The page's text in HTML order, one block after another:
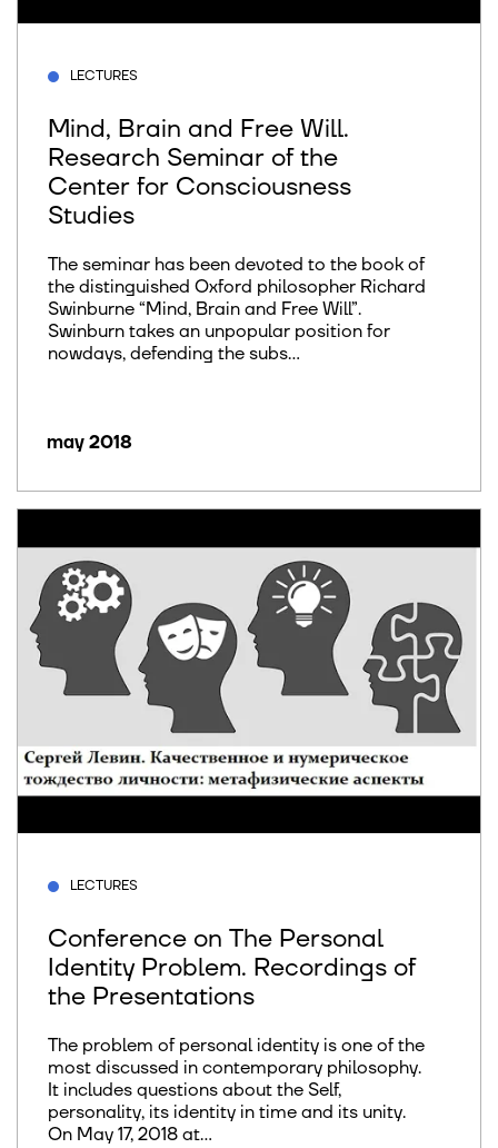
LECTURES
Mind, Brain and Free Will.
Research Seminar of the
Center for Consciousness
Studies
The seminar has been devoted to the book of
the distinguished Oxford philosopher Richard
Swinburne “Mind, Brain and Free Will”.
Swinburn takes an unpopular position for
nowdays, defending the subs...
may 2018
LECTURES
Conference on The Personal
Identity Problem. Recordings of
the Presentations
The problem of personal identity is one of the
most discussed in contemporary philosophy.
It includes questions about the Self,
personality, its identity in time and its unity.
On May 17, 2018 at...